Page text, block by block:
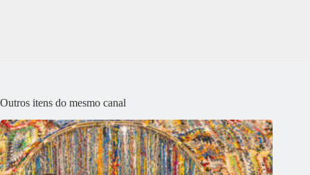
Outros itens do mesmo canal